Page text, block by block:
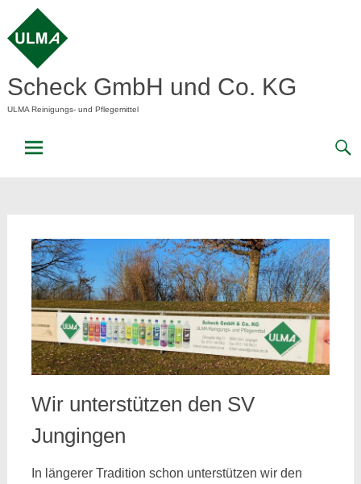
content
Scheck GmbH und Co. KG
ULMA Reinigungs- und Pflegemittel
Wir unterstützen den SV
Jungingen
In längerer Tradition schon unterstützen wir den